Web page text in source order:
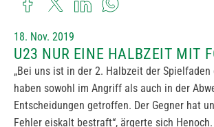
18. Nov. 2019
U23 NUR EINE HALBZEIT MIT
„Bei uns ist in der 2. Halbzeit der Spielfaden
haben sowohl im Angriff als auch in der
Entscheidungen getroffen. Der Gegner hat
Fehler eiskalt bestraft“, ärgerte sich